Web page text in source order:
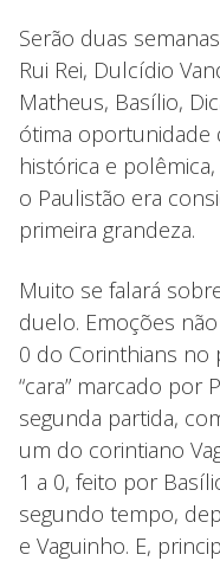
Serão duas
Rui Rei, Dulcídio
Matheus, Basílio,
ótima oportunidade
histórica e
o Paulistão era
primeira grandeza.
Muito se falará
duelo. Emoções
0 do Corinthians no
“cara” marcado por
segunda partida,
um do corintiano
1 a 0, feito por
segundo tempo,
e Vaguinho. E,